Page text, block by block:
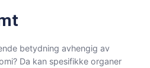
betydning avhengig av
Da kan spesifikke organer